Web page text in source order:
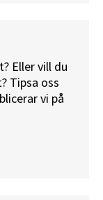
Eller vill du
Tipsa oss
vi på